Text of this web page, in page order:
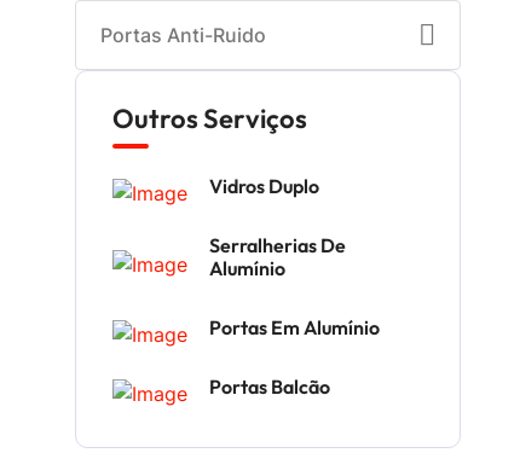
Portas Anti-Ruido
Outros Serviços
Vidros Duplo
Serralherias De
Alumínio
Portas Em Alumínio
Portas Balcão